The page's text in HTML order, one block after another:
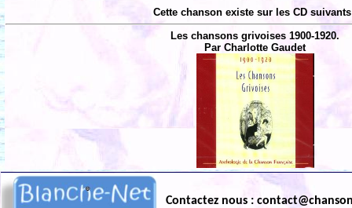
Cette chanson existe sur les CD
Les chansons grivoises 1900-1920.
Par Charlotte Gaudet
Contactez nous :